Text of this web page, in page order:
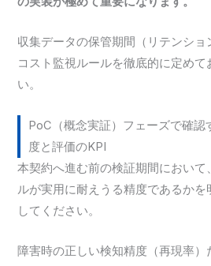
収集データの保管期間（リテンショ
コスト監視ルールを徹底的に定めて
い。
PoC（概念実証）フェーズで確認
度と評価のKPI
本契約へ進む前の検証期間におい
ルが実用に耐えうる精度であるか
してください。
障害時の正しい検知精度（再現率）